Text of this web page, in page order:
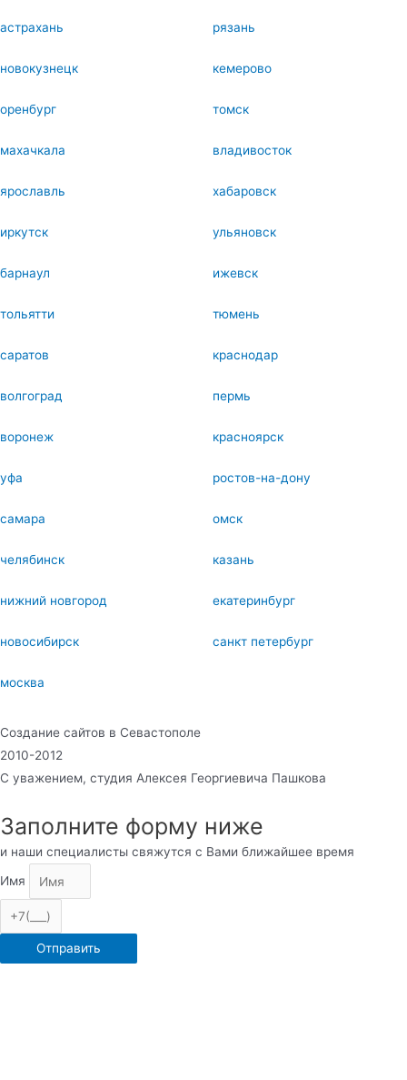
астрахань рязань
новокузнецк кемерово
оренбург томск
махачкала владивосток
ярославль хабаровск
иркутск ульяновск
барнаул ижевск
тольятти тюмень
саратов краснодар
волгоград пермь
воронеж красноярск
уфа ростов-на-дону
самара омск
челябинск казань
нижний новгород екатеринбург
новосибирск санкт петербург
москва
Создание сайтов в Севастополе
2010-2012
С уважением, студия Алексея Георгиевича Пашкова
Заполните форму ниже
и наши специалисты свяжутся с Вами ближайшее время
Имя
Отправить